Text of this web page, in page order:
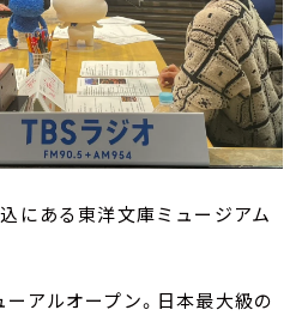
にある東洋文庫ミュージアム
アルオープン。日本最大級の